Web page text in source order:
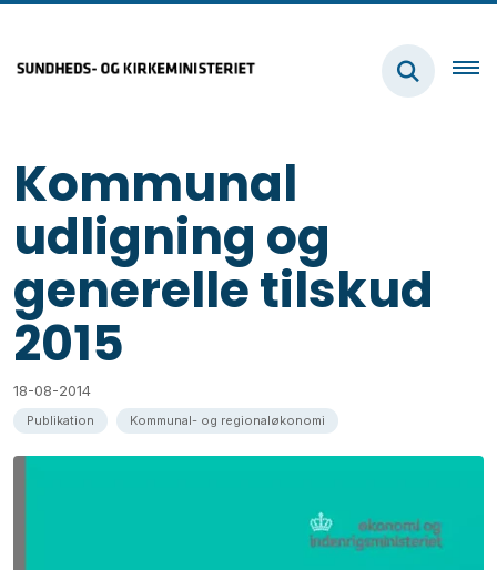
Kommunal
udligning og
generelle tilskud
2015
18-08-2014
Publikation Kommunal- og regionaløkonomi